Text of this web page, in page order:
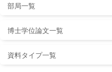
部局一覧
博士学位論文一覧
資料タイプ一覧